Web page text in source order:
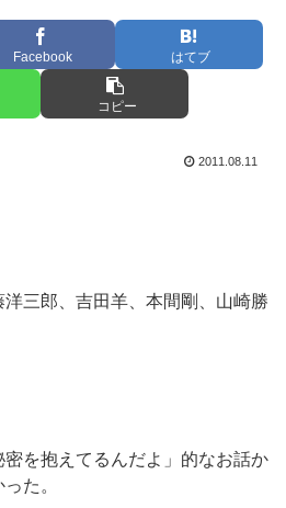
Facebook はてブ
コピー
2011.08.11
三郎、吉田羊、本間剛、山崎勝
を抱えてるんだよ」的なお話か
た。